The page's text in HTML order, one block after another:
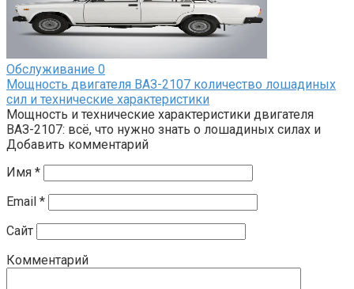
Обслуживание 0
Мощность двигателя ВАЗ-2107 количество лошадиных
сил и технические характеристики
Мощность и технические характеристики двигателя
ВАЗ-2107: всё, что нужно знать о лошадиных силах и
Добавить комментарий
Имя *
Email *
Сайт
Комментарий